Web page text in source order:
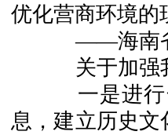
优化营商环境的
——海南省
关于加强我
一是进行
息，建立历史